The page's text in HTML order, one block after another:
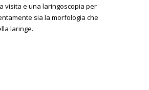
visita e una laringoscopia per
sia la morfologia che
laringe.